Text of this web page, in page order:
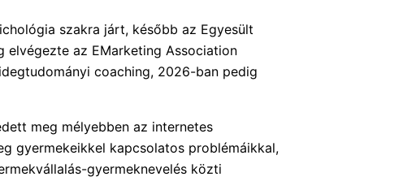
szakra járt, később az Egyesült
az EMarketing Association
coaching, 2026-ban pedig
meg mélyebben az internetes
gyermekeikkel kapcsolatos problémáikkal,
gyermeknevelés közti